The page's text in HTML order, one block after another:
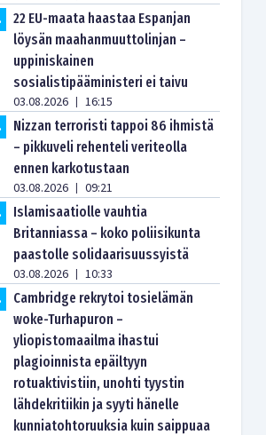
22 EU-maata haastaa Espanjan
löysän maahanmuuttolinjan –
uppiniskainen
sosialistipääministeri ei taivu
03.08.2026 | 16:15
Nizzan terroristi tappoi 86 ihmistä
– pikkuveli rehenteli veriteolla
ennen karkotustaan
03.08.2026 | 09:21
Islamisaatiolle vauhtia
Britanniassa – koko poliisikunta
paastolle solidaarisuussyistä
03.08.2026 | 10:33
Cambridge rekrytoi tosielämän
woke-Turhapuron –
yliopistomaailma ihastui
plagioinnista epäiltyyn
rotuaktivistiin, unohti tyystin
lähdekritiikin ja syyti hänelle
kunniatohtoruuksia kuin saippuaa